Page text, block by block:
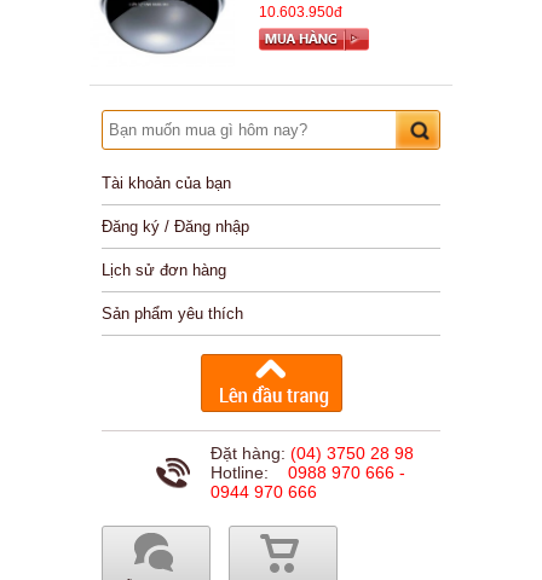
10.603.950đ
Tài khoản của bạn
Đăng ký / Đăng nhập
Lịch sử đơn hàng
Sản phẩm yêu thích
Đặt hàng: (04) 3750 28 98
Hotline: 0988 970 666 -
0944 970 666